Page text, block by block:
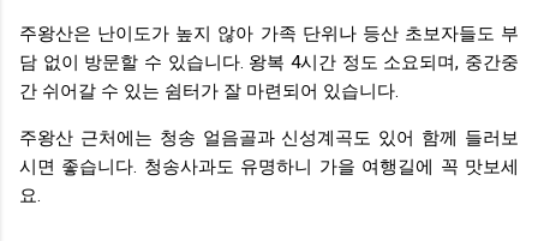
주왕산은 난이도가 높지 않아 가족 단위나 등산 초보자들도 부
담 없이 방문할 수 있습니다. 왕복 4시간 정도 소요되며, 중간중
간 쉬어갈 수 있는 쉼터가 잘 마련되어 있습니다.
주왕산 근처에는 청송 얼음골과 신성계곡도 있어 함께 들러보
시면 좋습니다. 청송사과도 유명하니 가을 여행길에 꼭 맛보세
요.